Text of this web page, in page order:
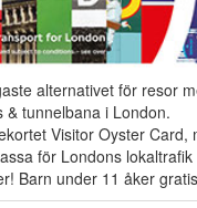
alternativet för resor
& tunnelbana i London.
Visitor Oyster Card,
för Londons lokaltrafik
Barn under 11 åker